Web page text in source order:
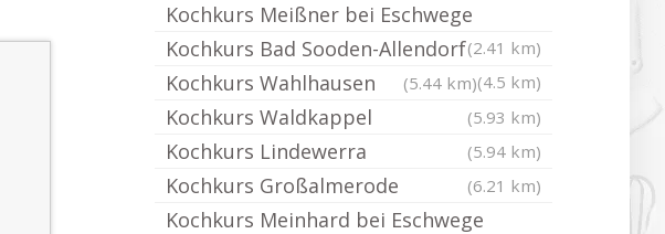
Kochkurs Meißner bei Eschwege
(2.41 km)
Kochkurs Bad Sooden-Allendorf
(4.5 km)
Kochkurs Wahlhausen (5.44 km)
Kochkurs Waldkappel (5.93 km)
Kochkurs Lindewerra (5.94 km)
Kochkurs Großalmerode (6.21 km)
Kochkurs Meinhard bei Eschwege